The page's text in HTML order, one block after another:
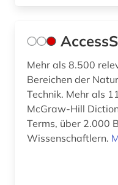
Mehr als 8.500
Bereichen der
Technik. Mehr als
McGraw-Hill
Terms, über 2.000
Wissenschaftlern.